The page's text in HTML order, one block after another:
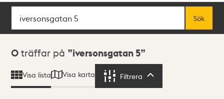
Sök
Sök
Sökresultat
0 träffar på iversonsgatan 5
Visa lista Visa karta Filtrera